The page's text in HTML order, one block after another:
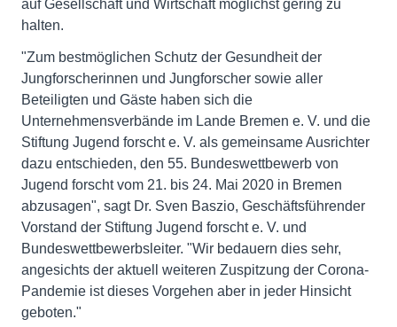
auf Gesellschaft und Wirtschaft möglichst gering zu
halten.
"Zum bestmöglichen Schutz der Gesundheit der
Jungforscherinnen und Jungforscher sowie aller
Beteiligten und Gäste haben sich die
Unternehmensverbände im Lande Bremen e. V. und die
Stiftung Jugend forscht e. V. als gemeinsame Ausrichter
dazu entschieden, den 55. Bundeswettbewerb von
Jugend forscht vom 21. bis 24. Mai 2020 in Bremen
abzusagen", sagt Dr. Sven Baszio, Geschäftsführender
Vorstand der Stiftung Jugend forscht e. V. und
Bundeswettbewerbsleiter. "Wir bedauern dies sehr,
angesichts der aktuell weiteren Zuspitzung der Corona-
Pandemie ist dieses Vorgehen aber in jeder Hinsicht
geboten."